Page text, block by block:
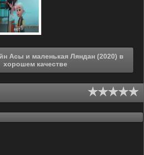
в
хорошем качестве